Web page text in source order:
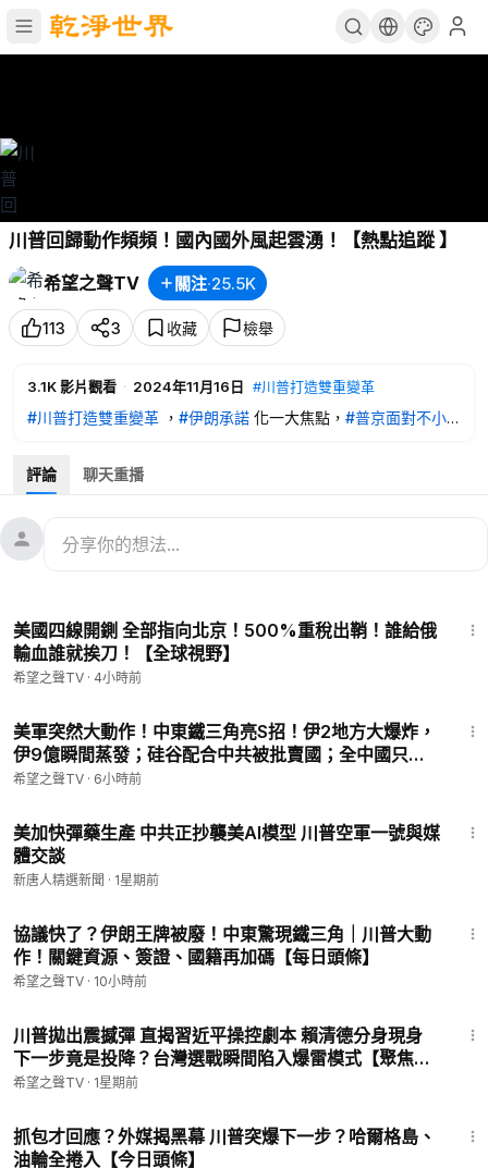
川普回歸動作頻頻！國內國外風起雲湧！【熱點追蹤 】
希望之聲TV
關注·25.5K
113 3 收藏 檢舉
3.1K影片觀看 · 2024年11月16日 #川普打造雙重變革
#川普打造雙重變革 ， #伊朗承諾 化一大焦點， #普京面對不小
11月16日內容提要：
05:55伊朗向美國遞交關於川普的書面承諾
09:26
希望之聲TV《熱點追蹤》節目，為您即時更新，即時 報道 中
國、香港、台灣、美國、歐洲、亞洲和國際上的最新動態和熱點
新聞。涵蓋：政治、經濟、文化等各個領域。內容包括：中國最
人動態、各國資訊等等方方面面，同時專家會為您做精彩的評
論、深入的解析，讓您耳目一新，帶您即時追蹤熱點事件。
🌻🎈尊敬的觀眾朋友，請留下您的電子郵件，以便有需要之時我
們於聯繫您：
l1l7p9
578-0088
🤝廣告合作洽談 ►soh-tv@soundofhope.org
㊙️ 爆料郵箱 ►
sohtv99@gmail.com
🍀自動翻牆APP ►
D%94-email
▬▬▬▬▬▬▬▬▬▬▬▬▬▬▬▬
希望之聲TV （SOH TV）每天會為您及時報導中國、香港，台
評論員分析當前的時政新聞、即時新聞和實時新聞等; 希望之聲
真相節目深受大陸觀眾喜愛。當前中共已成全世界焦點，習近平
評論 聊天重播
美國四線開鍘 全部指向北京！500%重稅出鞘！誰給俄
輸血誰就挨刀！【全球視野】
希望之聲TV · 4小時前
美軍突然大動作！中東鐵三角亮S招！伊2地方大爆炸，
伊9億瞬間蒸發；硅谷配合中共被批賣國；全中國只抓
一個河南人！ 習被逼勸立儲下台？【北美新聞】
希望之聲TV · 6小時前
美加快彈藥生產 中共正抄襲美AI模型 川普空軍一號與媒
體交談
新唐人精選新聞 · 1星期前
協議快了？伊朗王牌被廢！中東驚現鐵三角｜川普大動
作！關鍵資源、簽證、國籍再加碼【每日頭條】
希望之聲TV · 10小時前
川普拋出震撼彈 直揭習近平操控劇本 賴清德分身現身
下一步竟是投降？台灣選戰瞬間陷入爆雷模式【聚焦臺
灣】
希望之聲TV · 1星期前
抓包才回應？外媒揭黑幕 川普突爆下一步？哈爾格島、
油輪全捲入【今日頭條】